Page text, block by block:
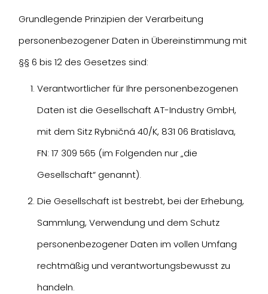
Grundlegende Prinzipien der Verarbeitung
personenbezogener Daten in Übereinstimmung mit
§§ 6 bis 12 des Gesetzes sind:
Verantwortlicher für Ihre personenbezogenen
Daten ist die Gesellschaft AT-Industry GmbH,
mit dem Sitz Rybničná 40/K, 831 06 Bratislava,
FN: 17 309 565 (im Folgenden nur „die
Gesellschaft“ genannt).
Die Gesellschaft ist bestrebt, bei der Erhebung,
Sammlung, Verwendung und dem Schutz
personenbezogener Daten im vollen Umfang
rechtmäßig und verantwortungsbewusst zu
handeln.